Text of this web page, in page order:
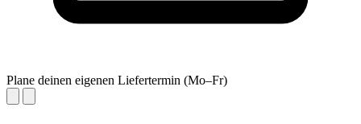
Plane deinen eigenen Liefertermin (Mo–Fr)